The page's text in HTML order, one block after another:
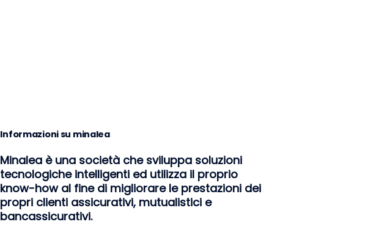
Informazioni su minalea
Minalea è una società che sviluppa soluzioni
tecnologiche intelligenti ed utilizza il proprio
know-how al fine di migliorare le prestazioni dei
propri clienti assicurativi, mutualistici e
bancassicurativi.